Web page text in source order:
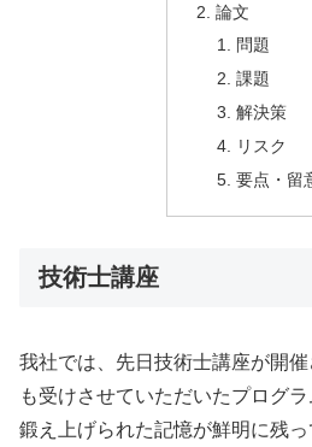
論文
問題
課題
解決策
リスク
要点・留
技術士講座
我社では、先日技術士講座が開
も受けさせていただいたプログ
鍛え上げられた記憶が鮮明に残